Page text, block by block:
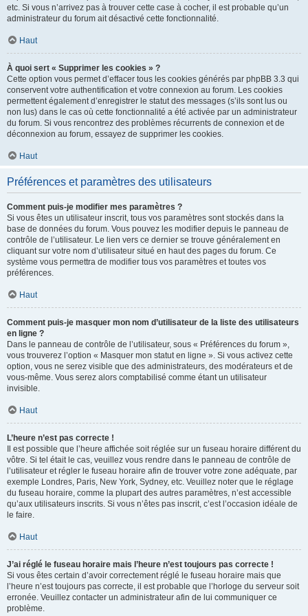
etc. Si vous n’arrivez pas à trouver cette case à cocher, il est probable qu’un
administrateur du forum ait désactivé cette fonctionnalité.
Haut
À quoi sert « Supprimer les cookies » ?
Cette option vous permet d’effacer tous les cookies générés par phpBB 3.3 qui
conservent votre authentification et votre connexion au forum. Les cookies
permettent également d’enregistrer le statut des messages (s’ils sont lus ou
non lus) dans le cas où cette fonctionnalité a été activée par un administrateur
du forum. Si vous rencontrez des problèmes récurrents de connexion et de
déconnexion au forum, essayez de supprimer les cookies.
Haut
Préférences et paramètres des utilisateurs
Comment puis-je modifier mes paramètres ?
Si vous êtes un utilisateur inscrit, tous vos paramètres sont stockés dans la
base de données du forum. Vous pouvez les modifier depuis le panneau de
contrôle de l’utilisateur. Le lien vers ce dernier se trouve généralement en
cliquant sur votre nom d’utilisateur situé en haut des pages du forum. Ce
système vous permettra de modifier tous vos paramètres et toutes vos
préférences.
Haut
Comment puis-je masquer mon nom d’utilisateur de la liste des utilisateurs
en ligne ?
Dans le panneau de contrôle de l’utilisateur, sous « Préférences du forum »,
vous trouverez l’option « Masquer mon statut en ligne ». Si vous activez cette
option, vous ne serez visible que des administrateurs, des modérateurs et de
vous-même. Vous serez alors comptabilisé comme étant un utilisateur
invisible.
Haut
L’heure n’est pas correcte !
Il est possible que l’heure affichée soit réglée sur un fuseau horaire différent du
vôtre. Si tel était le cas, veuillez vous rendre dans le panneau de contrôle de
l’utilisateur et régler le fuseau horaire afin de trouver votre zone adéquate, par
exemple Londres, Paris, New York, Sydney, etc. Veuillez noter que le réglage
du fuseau horaire, comme la plupart des autres paramètres, n’est accessible
qu’aux utilisateurs inscrits. Si vous n’êtes pas inscrit, c’est l’occasion idéale de
le faire.
Haut
J’ai réglé le fuseau horaire mais l’heure n’est toujours pas correcte !
Si vous êtes certain d’avoir correctement réglé le fuseau horaire mais que
l’heure n’est toujours pas correcte, il est probable que l’horloge du serveur soit
erronée. Veuillez contacter un administrateur afin de lui communiquer ce
problème.